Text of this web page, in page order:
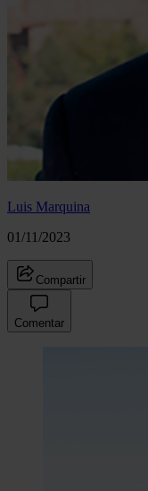
Luis Marquina
01/11/2023
Compartir
Comentar